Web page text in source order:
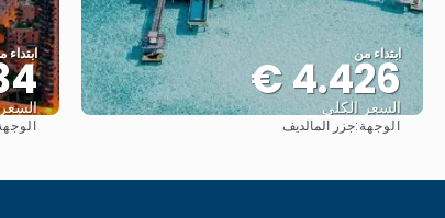
ابتداء من
4.426 €
السعر الكلي
الوجهة:جزر المالديف
ابتداء
€